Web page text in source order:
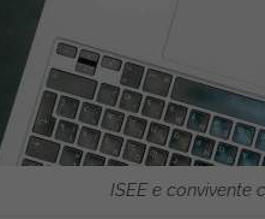
ISEE e convivente